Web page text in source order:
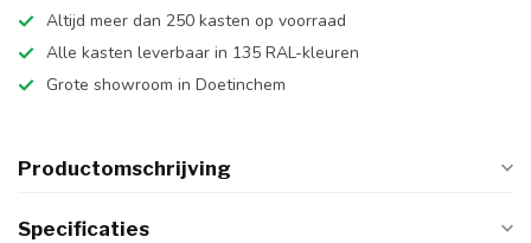
Altijd meer dan 250 kasten op voorraad
Alle kasten leverbaar in 135 RAL-kleuren
Grote showroom in Doetinchem
Productomschrijving
Specificaties